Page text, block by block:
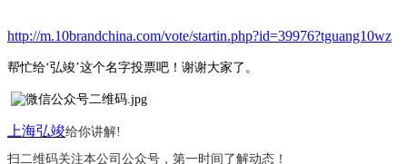
http://m.10brandchina.com/vote/startin.php?id=39976?tguang10wz
帮忙给‘弘竣’这个名字投票吧！谢谢大家了。
上海弘竣给你讲解!
扫二维码关注本公司公众号，第一时间了解动态！